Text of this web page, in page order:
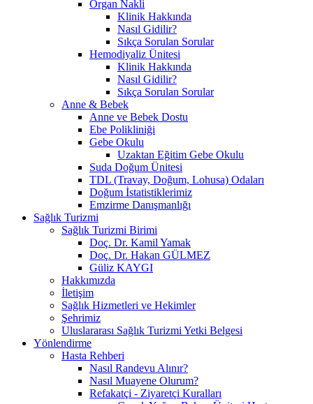
Organ Nakli
Klinik Hakkında
Nasıl Gidilir?
Sıkça Sorulan Sorular
Hemodiyaliz Ünitesi
Klinik Hakkında
Nasıl Gidilir?
Sıkça Sorulan Sorular
Anne & Bebek
Anne ve Bebek Dostu
Ebe Polikliniği
Gebe Okulu
Uzaktan Eğitim Gebe Okulu
Suda Doğum Ünitesi
TDL (Travay, Doğum, Lohusa) Odaları
Doğum İstatistiklerimiz
Emzirme Danışmanlığı
Sağlık Turizmi
Sağlık Turizmi Birimi
Doç. Dr. Kamil Yamak
Doç. Dr. Hakan GÜLMEZ
Güliz KAYGI
Hakkımızda
İletişim
Sağlık Hizmetleri ve Hekimler
Şehrimiz
Uluslararası Sağlık Turizmi Yetki Belgesi
Yönlendirme
Hasta Rehberi
Nasıl Randevu Alınır?
Nasıl Muayene Olurum?
Refakatçi - Ziyaretçi Kuralları